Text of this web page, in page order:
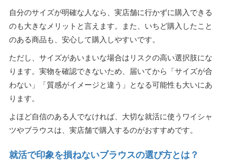
自分のサイズが明確な人なら、実店舗に行かずに購入できる
のも大きなメリットと言えます。また、いちど購入したこと
のある商品も、安心して購入しやすいです。
ただし、サイズがあいまいな場合はリスクの高い選択肢にな
ります。実物を確認できないため、届いてから「サイズが合
わない」「質感がイメージと違う」となる可能性も大いにあ
ります。
よほど自信のある人でなければ、大切な就活に使うワイシャ
ツやブラウスは、実店舗で購入するのがおすすめです。
就活で印象を損ねないブラウスの選び方とは？